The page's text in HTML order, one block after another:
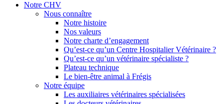
Notre CHV
Nous connaître
Notre histoire
Nos valeurs
Notre charte d’engagement
Qu’est-ce qu’un Centre Hospitalier Vétérinaire ?
Qu’est-ce qu’un vétérinaire spécialiste ?
Plateau technique
Le bien-être animal à Frégis
Notre équipe
Les auxiliaires vétérinaires spécialisées